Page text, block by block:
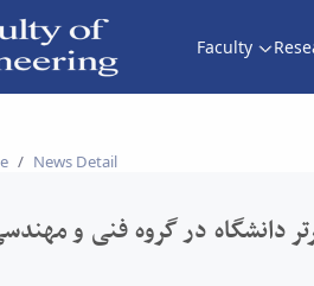
Faculty
مهندسی سال 1400 - دانشکده فنی و مهندسی
News Detail
دانشگاه در گروه فنی و